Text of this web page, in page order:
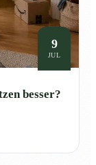
9
JUL
besser?